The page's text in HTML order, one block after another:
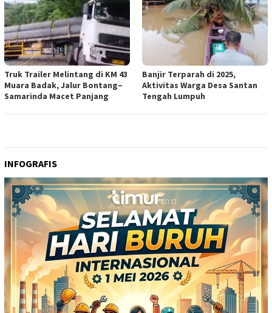
Truk Trailer Melintang di KM 43
Muara Badak, Jalur Bontang–
Samarinda Macet Panjang
Banjir Terparah di 2025,
Aktivitas Warga Desa Santan
Tengah Lumpuh
INFOGRAFIS